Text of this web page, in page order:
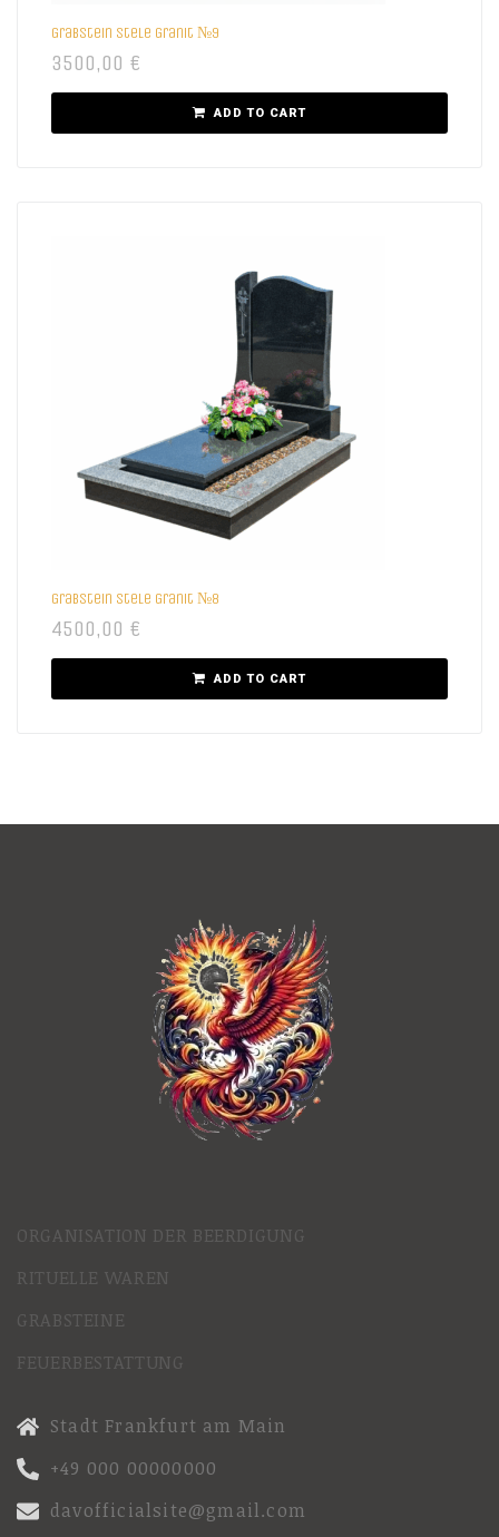
Grabstein Stele Granit №9
3500,00 €
ADD TO CART
Grabstein Stele Granit №8
4500,00 €
ADD TO CART
ORGANISATION DER BEERDIGUNG
RITUELLE WAREN
GRABSTEINE
FEUERBESTATTUNG
Stadt Frankfurt am Main
+49 000 00000000
davofficialsite@gmail.com